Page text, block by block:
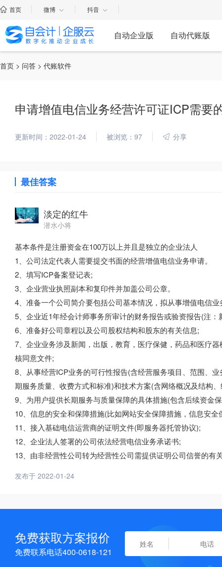
首页 微博 抖音
自动企业版 自动代账版
首页 > 问答 > 代账软件
申请增值电信业务经营许可证ICP需要
更新时间：2022-01-24 被浏览：97 分享
最佳答案
淡定的红牛
潜水小将
基本条件是注册资金在100万以上并且是独立的企业法人
1、公司法定代表人需要提交书面的经营增值电信业务申请。
2、填写ICP备案登记表;
3、企业营业执照副本和复印件并加盖公司公章。
4、准备一个公司简介要包括公司基本情况，拟从事增值电信
5、企业近1年经会计师事务所审计的财务报告或验资报告(注
6、准备好公司章程以及公司股权结构和股东的有关信息;
7、企业业务涉及新闻，出版，教育，医疗保健，药品和医疗
核同意文件;
8、从事经营ICP业务的可行性报告(含经营服务项目、范围、
期服务质量、收费方式和标准)和技术方案(含网络概况及结构
9、为用户提供长期服务与质量保障的具体措施(包含后续资金
10、信息的安全和保障措施(比如网站安全保障措施，信息安
11、接入基础电信运营商的证明文件(即服务器托管协议);
12、企业法人签署的公司依法经营电信业务承诺书;
13、由非经营性公司转为经营性公司需提供证明公司信誉的有
发布于 2022-01-24
免费获取方案报价
免费联系电话400-0618-121